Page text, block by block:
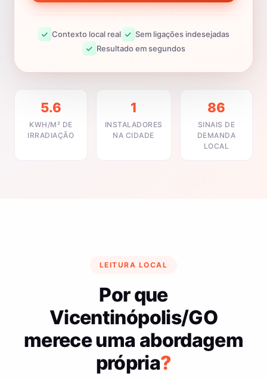
Contexto local real
Sem ligações indesejadas
Resultado em segundos
5.6
KWH/M² DE
IRRADIAÇÃO
1
INSTALADORES
NA CIDADE
86
SINAIS DE
DEMANDA
LOCAL
LEITURA LOCAL
Por que
Vicentinópolis/GO
merece uma abordagem
própria?